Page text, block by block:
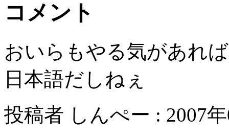
コメント
おいらもやる気があれ
日本語だしねぇ
投稿者 しんぺー : 2007